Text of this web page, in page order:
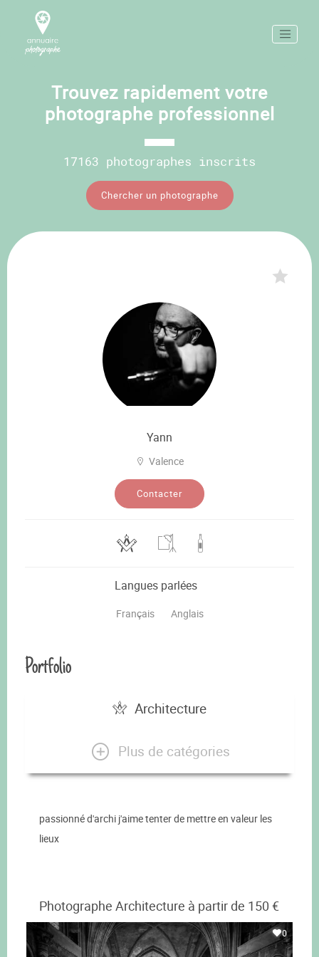
Trouvez rapidement votre
photographe professionnel
17163 photographes inscrits
Chercher un photographe
Yann
Valence
Contacter
Langues parlées
Français Anglais
Portfolio
Architecture
Plus de catégories
passionné d'archi j'aime tenter de mettre en valeur les
lieux
Photographe Architecture à partir de 150 €
0